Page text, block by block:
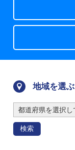
地域を選ぶ
検索